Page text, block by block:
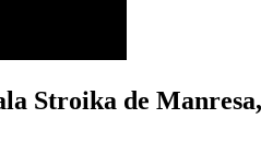
Stroika de